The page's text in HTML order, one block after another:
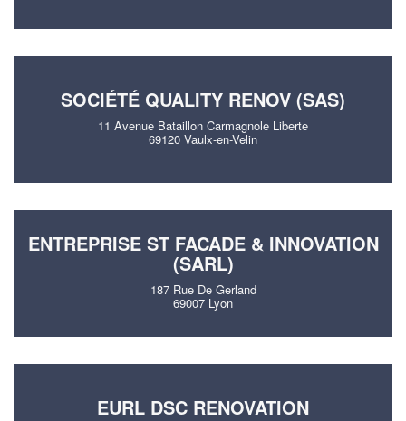
SOCIÉTÉ QUALITY RENOV (SAS)
11 Avenue Bataillon Carmagnole Liberte
69120 Vaulx-en-Velin
ENTREPRISE ST FACADE & INNOVATION
(SARL)
187 Rue De Gerland
69007 Lyon
EURL DSC RENOVATION